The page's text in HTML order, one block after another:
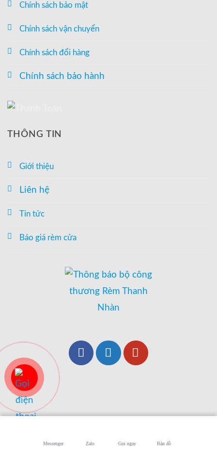
Chính sách bảo mật
Chính sách vận chuyển
Chính sách đổi hàng
Chính sách bảo hành
THÔNG TIN
Giới thiệu
Liên hệ
Tin tức
Báo giá rèm cửa
Bản đồ
Gọi ngay
Zalo
Messenger